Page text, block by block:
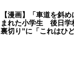
【漫画】「車道を斜
まれた小学生 後日学
裏切り”に「これはひ